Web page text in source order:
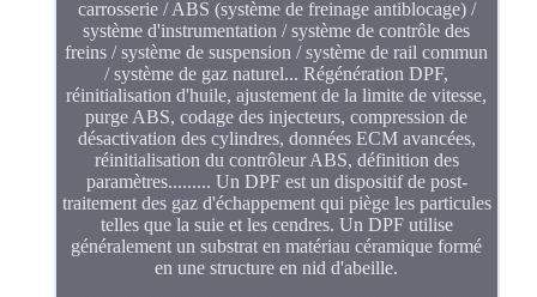
carrosserie / ABS (système de freinage antiblocage) /
système d'instrumentation / système de contrôle des
freins / système de suspension / système de rail commun
/ système de gaz naturel... Régénération DPF,
réinitialisation d'huile, ajustement de la limite de vitesse,
purge ABS, codage des injecteurs, compression de
désactivation des cylindres, données ECM avancées,
réinitialisation du contrôleur ABS, définition des
paramètres......... Un DPF est un dispositif de post-
traitement des gaz d'échappement qui piège les particules
telles que la suie et les cendres. Un DPF utilise
généralement un substrat en matériau céramique formé
en une structure en nid d'abeille.